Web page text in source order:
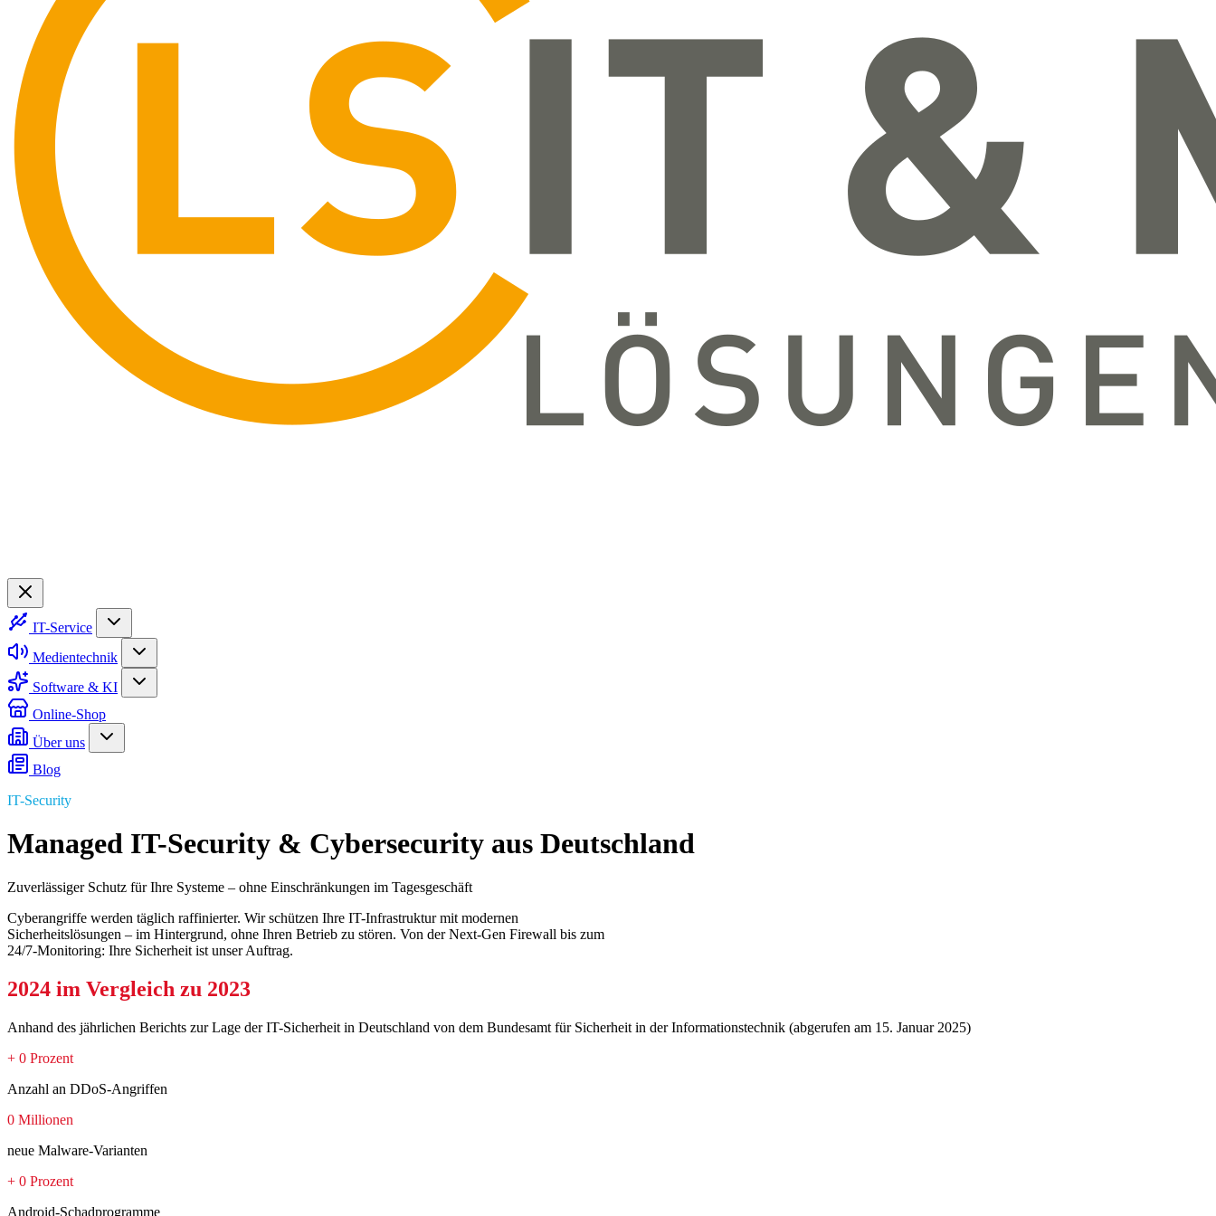
IT-Service
Medientechnik
Software & KI
Online-Shop
Über uns
Blog
IT-Security
Managed IT-Security & Cybersecurity aus Deutschland
Zuverlässiger Schutz für Ihre Systeme – ohne Einschränkungen im Tagesgeschäft
Cyberangriffe werden täglich raffinierter. Wir schützen Ihre IT-Infrastruktur mit modernen
Sicherheitslösungen – im Hintergrund, ohne Ihren Betrieb zu stören. Von der Next-Gen Firewall bis zum
24/7-Monitoring: Ihre Sicherheit ist unser Auftrag.
2024 im Vergleich zu 2023
Anhand des jährlichen Berichts zur Lage der IT-Sicherheit in Deutschland von dem Bundesamt für Sicherheit in der Informationstechnik (abgerufen am 15. Januar 2025)
+ 0 Prozent
Anzahl an DDoS-Angriffen
0 Millionen
neue Malware-Varianten
+ 0 Prozent
Android-Schadprogramme